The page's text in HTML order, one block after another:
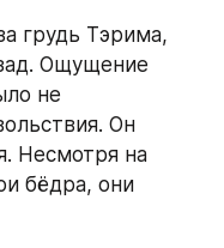
грудь Тэрима,
Ощущение
не
Он
Несмотря на
бёдра, они